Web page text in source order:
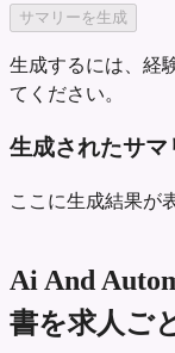
サマリーを生成
生成するには、経
てください。
生成されたサマ
ここに生成結果が
Ai And
書を求人ご